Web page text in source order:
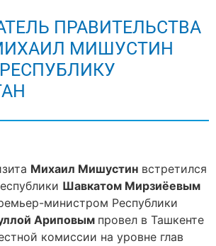
ПРАВИТЕЛЬСТВА
МИШУСТИН
Михаил Мишустин встретился
Шавкатом Мирзиёевым
министром Республики
Ариповым провел в Ташкенте
комиссии на уровне глав